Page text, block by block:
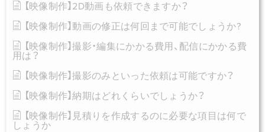
【映像制作】2D動画も依頼できますか？
【映像制作】動画の修正は何回まで可能でしょうか?
【映像制作】撮影・編集にかかる費用、配信にかかる費
用は？
【映像制作】撮影のみといった依頼は可能ですか？
【映像制作】納期はどれくらいでしょうか？
【映像制作】見積りを作成するのに必要な項目は何で
しょうか